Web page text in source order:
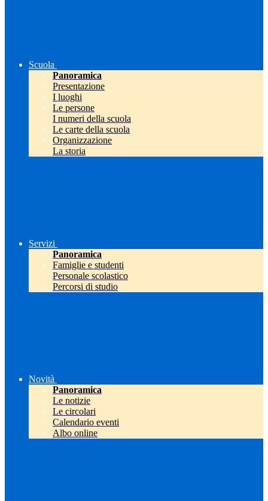
Scuola
Panoramica
Presentazione
I luoghi
Le persone
I numeri della scuola
Le carte della scuola
Organizzazione
La storia
Servizi
Panoramica
Famiglie e studenti
Personale scolastico
Percorsi di studio
Novità
Panoramica
Le notizie
Le circolari
Calendario eventi
Albo online